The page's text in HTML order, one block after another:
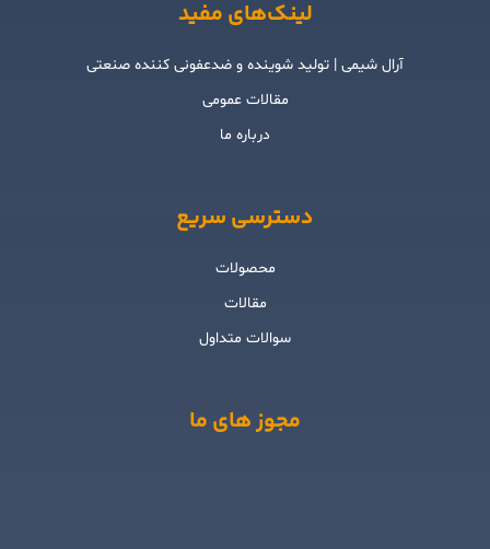
لینک‌های مفید
آرال شیمی | تولید شوینده و ضدعفونی کننده صنعتی
مقالات عمومی
درباره ما
دسترسی سریع
محصولات
مقالات
سوالات متداول
مجوز های ما